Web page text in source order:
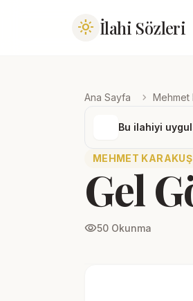
light_mode İlahi Sözleri
Ana Sayfa chevron_right Mehmet
Bu ilahiyi
MEHMET KARAKUŞ
Gel
visibility50 Okunma